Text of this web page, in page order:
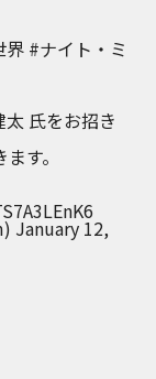
界 #ナイト・ミ
太 氏をお招き
す。
January 12,